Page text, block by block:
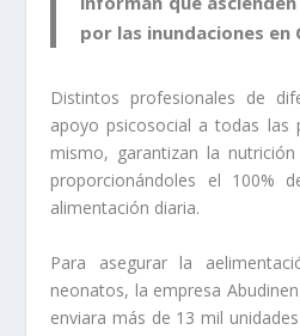
por las inundaciones en
Distintos profesionales de
apoyo psicosocial a todas las
mismo, garantizan la
proporcionándoles el 100%
alimentación diaria.
Para asegurar la
neonatos, la empresa
enviara más de 13 mil